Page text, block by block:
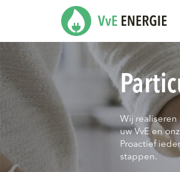
Wij
uw VvE en
Proactief
stappen.